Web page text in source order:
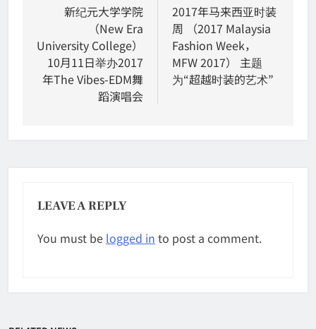
navigation
新纪元大学学院
（New Era
University College）
10月11日举办2017
年The Vibes-EDM舞
蹈演唱会
2017年马来西亚时装
周 （2017 Malaysia
Fashion Week，
MFW 2017） 主题
为“超越时装的艺术”
LEAVE A REPLY
You must be logged in to post a comment.